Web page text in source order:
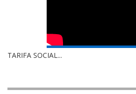
TARIFA SOCIAL...